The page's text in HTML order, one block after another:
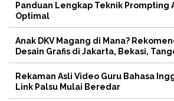
Panduan Lengkap Teknik Prompting
Optimal
Anak DKV Magang di Mana?
Desain Grafis di Jakarta, Bekasi,
Rekaman Asli Video Guru Bahasa
Link Palsu Mulai Beredar